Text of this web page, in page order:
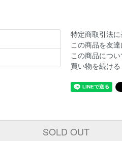
特定商取引法
この商品を友
この商品につ
買い物を続ける
SOLD OUT